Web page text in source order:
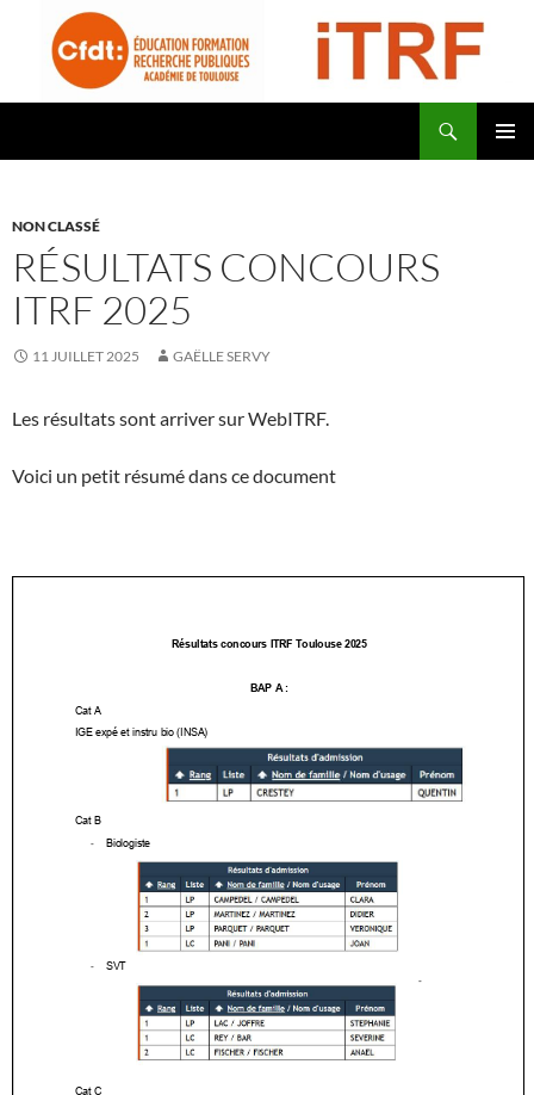
contenu
CFDT Education Formation Recherche Publiques Académie de Toulouse – ITRF
NON CLASSÉ
RÉSULTATS CONCOURS
ITRF 2025
11 JUILLET 2025 GAËLLE SERVY
Les résultats sont arriver sur WebITRF.
Voici un petit résumé dans ce document